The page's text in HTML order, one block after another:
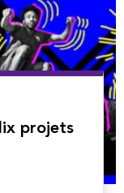
projets